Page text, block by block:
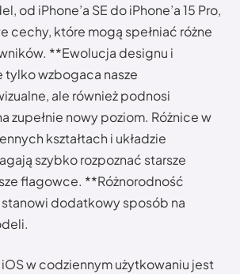
od iPhone’a SE do iPhone’a 15 Pro,
cechy, które mogą spełniać różne
**Ewolucja designu i
wzbogaca nasze
ale również podnosi
zupełnie nowy poziom. Różnice w
kształtach i układzie
szybko rozpoznać starsze
flagowce. **Różnorodność
stanowi dodatkowy sposób na
w codziennym użytkowaniu jest